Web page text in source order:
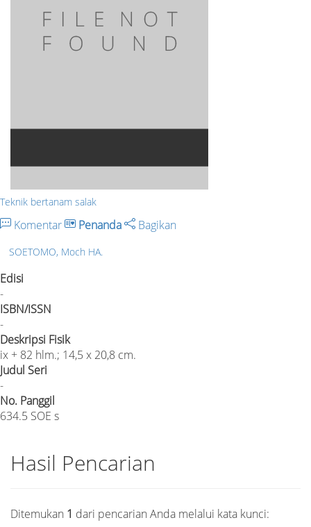
Teknik bertanam salak
Komentar Penanda Bagikan
SOETOMO, Moch HA.
Edisi
-
ISBN/ISSN
-
Deskripsi Fisik
ix + 82 hlm.; 14,5 x 20,8 cm.
Judul Seri
-
No. Panggil
634.5 SOE s
Hasil Pencarian
Ditemukan 1 dari pencarian Anda melalui kata kunci: